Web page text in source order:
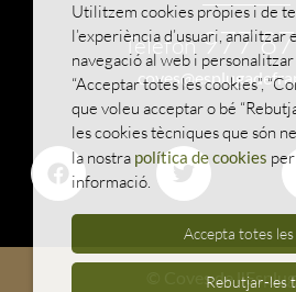
Telèfon977
© Coves de
Utilitzem cookies pròpies i de
l’experiència d’usuari, analitzar
navegació al web i
“Acceptar totes les cookies”,
que voleu acceptar o bé
les cookies tècniques que són
la nostra política de cookies
informació.
Accepta totes
Rebutjar-les